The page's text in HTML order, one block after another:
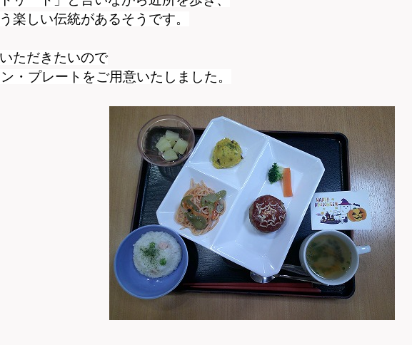
楽しい伝統があるそうです。
ただきたいので
・プレートをご用意いたしました。